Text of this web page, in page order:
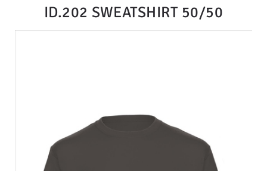
ID.202 SWEATSHIRT 50/50